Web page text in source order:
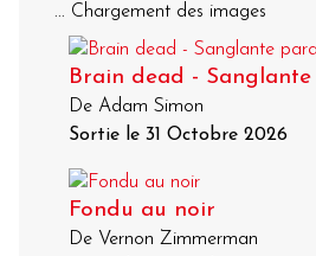
... Chargement des images
Brain dead -
De Adam Simon
Sortie le 31 Octobre 2026
Fondu au noir
De Vernon Zimmerman